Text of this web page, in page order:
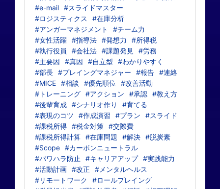
#e-mail #スライドマスター
#ロジスティクス
#在庫分析
#アンガーマネジメント
#チーム力
#女性活躍 #指導法 #発想力
#所得税
#執行役員
#会社法 #課題発見
#労務
#主要因
#真因 #自立型
#わかりやすく
#部長 #プレイングマネジャー #報告 #連絡
#MICE #相談 #優先順位
#改善活動
#トレーニング #アクション #承認 #教え方
#後輩育成 #シナリオ作り
#育てる
#表現のコツ
#作成演習 #プラン
#スライド
#課税所得 #税金対策 #交際費
#課税所得計算 #在庫問題 #解決 #脱炭素
#Scope #カーボンニュートラル
#パワハラ防止
#キャリアアップ #実践能力
#活動計画 #改正
#メンタルヘルス
#リモートワーク
#ロールプレイング